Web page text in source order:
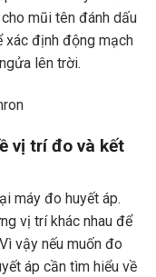
mũi tên đánh dấu
xác định động mạch
lên trời.
vị trí đo và kết
máy đo huyết áp.
vị trí khác nhau để
vậy nếu muốn đo
áp cần tìm hiểu về